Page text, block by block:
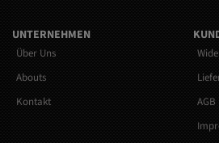
UNTERNEHMEN
Über Uns
Abouts
Kontakt
AGB